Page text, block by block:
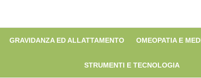
GRAVIDANZA ED ALLATTAMENTO OMEOPATIA E
STRUMENTI E TECNOLOGIA